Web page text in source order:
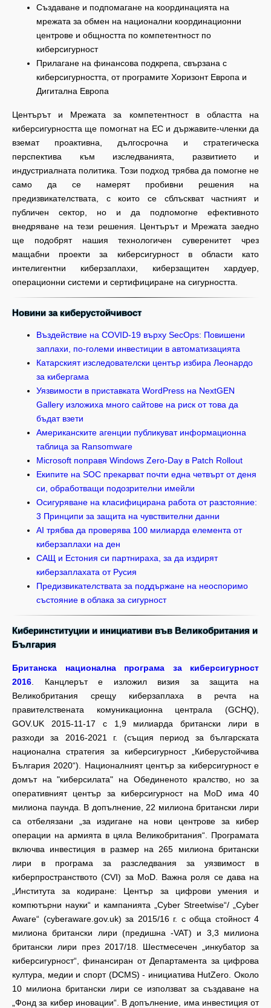
Създаване и подпомагане на координацията на
мрежата за обмен на национални координационни
центрове и общността по компетентност по
киберсигурност
Прилагане на финансова подкрепа, свързана с
киберсигурността, от програмите Хоризонт Европа и
Дигитална Европа
Центърът и Мрежата за компетентност в областта на
киберсигурността ще помогнат на ЕС и държавите-членки да
вземат проактивна, дългосрочна и стратегическа
перспектива към изследванията, развитието и
индустриалната политика. Този подход трябва да помогне не
само да се намерят пробивни решения на
предизвикателствата, с които се сблъскват частният и
публичен сектор, но и да подпомогне ефективното
внедряване на тези решения. Центърът и Мрежата заедно
ще подобрят нашия технологичен суверенитет чрез
мащабни проекти за киберсигурност в области като
интелигентни киберзаплахи, киберзащитен хардуер,
операционни системи и сертифициране на сигурността.
Новини за киберустойчивост
Въздействие на COVID-19 върху SecOps: Повишени
заплахи, по-големи инвестиции в автоматизацията
Катарският изследователски център избира Леонардо
за кибергама
Уязвимости в приставката WordPress на NextGEN
Gallery изложиха много сайтове на риск от това да
бъдат взети
Американските агенции публикуват информационна
таблица за Ransomware
Microsoft поправя Windows Zero-Day в Patch Rollout
Екипите на SOC прекарват почти една четвърт от деня
си, обработващи подозрителни имейли
Осигуряване на класифицирана работа от разстояние:
3 Принципи за защита на чувствителни данни
AI трябва да проверява 100 милиарда елемента от
киберзаплахи на ден
САЩ и Естония си партнираха, за да издирят
киберзаплахата от Русия
Предизвикателствата за поддържане на неоспоримо
състояние в облака за сигурност
Киберинституции и инициативи във Великобритания и
България
Британска национална програма за киберсигурност
2016 . Канцлерът е изложил визия за защита на
Великобритания срещу киберзаплаха в речта на
правителствената комуникационна централа (GCHQ),
GOV.UK 2015-11-17 с 1,9 милиарда британски лири в
разходи за 2016-2021 г. (същия период за българската
национална стратегия за киберсигурност „Киберустойчива
България 2020“). Националният център за киберсигурност е
домът на "киберсилата" на Обединеното кралство, но за
оперативният център за киберсигурност на МoD има 40
милиона паунда. В допълнение, 22 милиона британски лири
са отбелязани „за издигане на нови центрове за кибер
операции на армията в цяла Великобритания“. Програмата
включва инвестиция в размер на 265 милиона британски
лири в програма за разследвания за уязвимост в
киберпространството (CVI) за МoD. Важна роля се дава на
„Института за кодиране: Център за цифрови умения и
компютърни науки“ и кампанията „Cyber Streetwise“/ „Cyber
Aware“ (cyberaware.gov.uk) за 2015/16 г. с обща стойност 4
милиона британски лири (предишна -VAT) и 3,3 милиона
британски лири през 2017/18. Шестмесечен „инкубатор за
киберсигурност“, финансиран от Департамента за цифрова
култура, медии и спорт (DCMS) - инициатива HutZero. Около
10 милиона британски лири се използват за създаване на
„Фонд за кибер иновации“. В допълнение, има инвестиция от